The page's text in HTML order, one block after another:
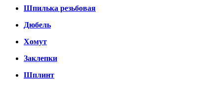
Шпилька резьбовая
Дюбель
Хомут
Заклепки
Шплинт